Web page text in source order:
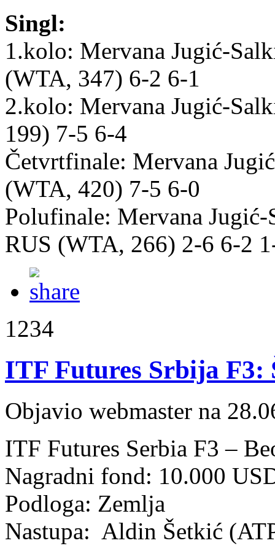
Singl:
1.kolo: Mervana Jugić-
(WTA, 347) 6-2 6-1
2.kolo: Mervana Jugić-
199) 7-5 6-4
Četvrtfinale: Mervana
(WTA, 420) 7-5 6-0
Polufinale: Mervana
RUS (WTA, 266) 2-6 6-2
1234
ITF Futures Srbija F3:
Objavio webmaster na
ITF Futures Serbia F3 –
Nagradni fond: 10.000
Podloga: Zemlja
Nastupa: Aldin Šetkić